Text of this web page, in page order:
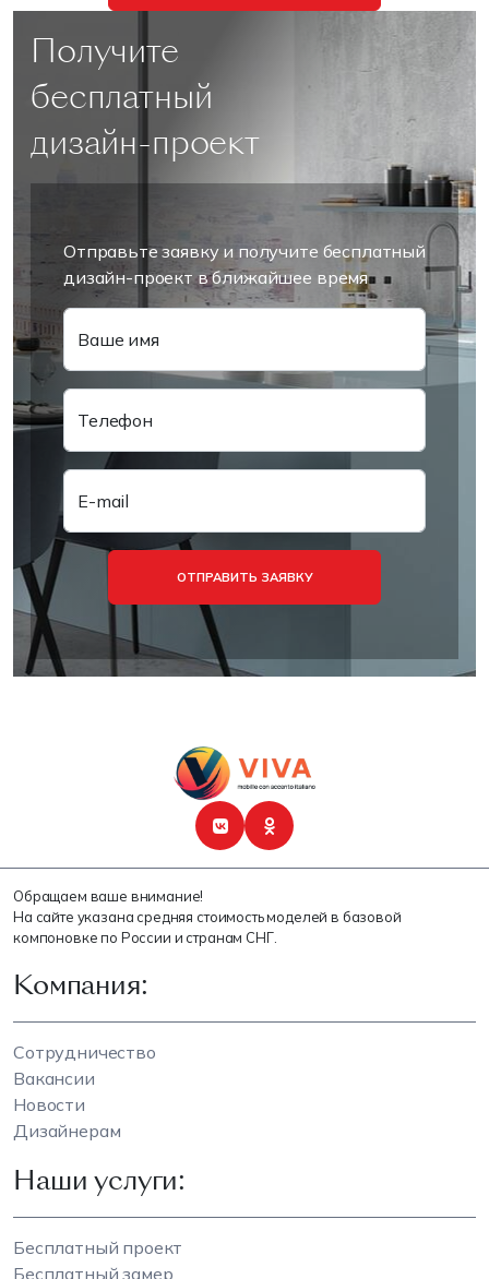
Получите
бесплатный
дизайн-проект
Отправьте заявку и получите бесплатный
дизайн-проект в ближайшее время
Ваше имя
Телефон
E-mail
ОТПРАВИТЬ ЗАЯВКУ
Обращаем ваше внимание!
На сайте указана средняя стоимость моделей в базовой
компоновке по России и странам СНГ.
Компания:
Сотрудничество
Вакансии
Новости
Дизайнерам
Наши услуги:
Бесплатный проект
Бесплатный замер